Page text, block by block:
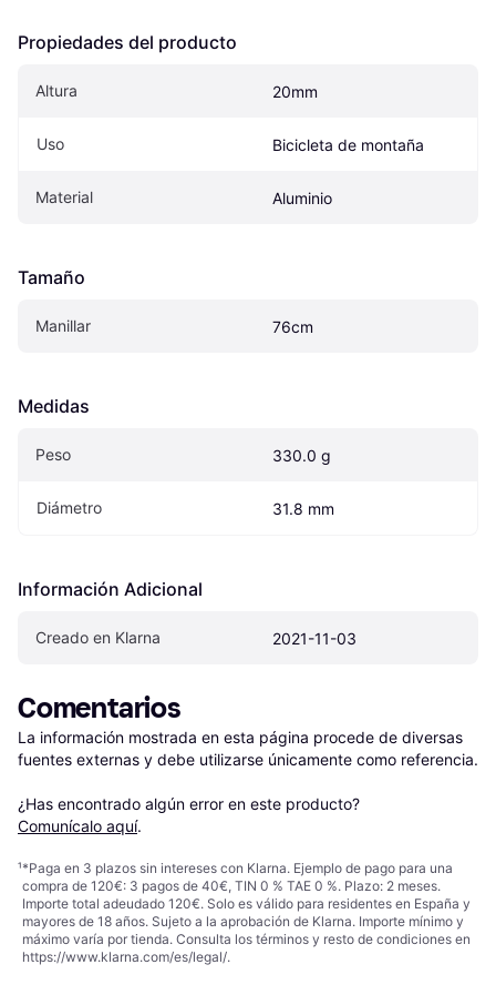
Propiedades del producto
Altura 20mm
Uso Bicicleta de montaña
Material Aluminio
Tamaño
Manillar 76cm
Medidas
Peso 330.0 g
Diámetro 31.8 mm
Información Adicional
Creado en Klarna 2021-11-03
Comentarios
La información mostrada en esta página procede de diversas
fuentes externas y debe utilizarse únicamente como referencia.
¿Has encontrado algún error en este producto?
Comunícalo aquí.
¹*Paga en 3 plazos sin intereses con Klarna. Ejemplo de pago para una
compra de 120€: 3 pagos de 40€, TIN 0 % TAE 0 %. Plazo: 2 meses.
Importe total adeudado 120€. Solo es válido para residentes en España y
mayores de 18 años. Sujeto a la aprobación de Klarna. Importe mínimo y
máximo varía por tienda. Consulta los términos y resto de condiciones en
https://www.klarna.com/es/legal/.